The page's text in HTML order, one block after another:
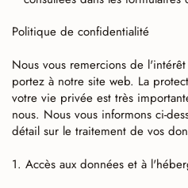
Politique de confidentialité
Nous vous remercions de
portez à notre site web. La
votre vie privée est très
nous. Nous vous informons ci-
détail sur le traitement de vos
1. Accès aux données et à